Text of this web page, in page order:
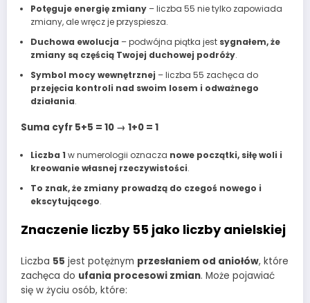
Potęguje energię zmiany– liczba 55 nie tylko zapowiada
zmiany, ale wręcz je przyspiesza.
Duchowa ewolucja – podwójna piątka jest sygnałem, że
zmiany są częścią Twojej duchowej podróży.
Symbol mocy wewnętrznej – liczba 55 zachęca do
przejęcia kontroli nad swoim losem i odważnego
działania.
Suma cyfr 5+5 = 10 → 1+0 = 1
Liczba 1 w numerologii oznacza nowe początki, siłę woli i
kreowanie własnej rzeczywistości.
To znak, że zmiany prowadzą do czegoś nowego i
ekscytującego.
Znaczenie liczby 55 jako liczby anielskiej
Liczba 55 jest potężnym przesłaniem od aniołów, które
zachęca do ufania procesowi zmian. Może pojawiać
się w życiu osób, które: